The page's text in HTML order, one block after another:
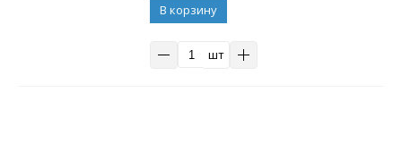
В корзину
шт